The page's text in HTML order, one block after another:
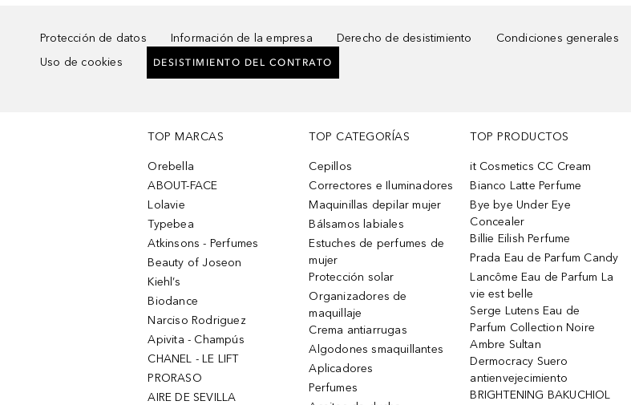
Protección de datos Información de la empresa Derecho de desistimiento
Condiciones generales
Uso de cookies
DESISTIMIENTO DEL CONTRATO
TOP MARCAS
Orebella
ABOUT-FACE
Lolavie
Typebea
Atkinsons - Perfumes
Beauty of Joseon
Kiehl’s
Biodance
Narciso Rodriguez
Apivita - Champús
CHANEL - LE LIFT
PRORASO
AIRE DE SEVILLA
TOP CATEGORÍAS
Cepillos
Correctores e Iluminadores
Maquinillas depilar mujer
Bálsamos labiales
Estuches de perfumes de
mujer
Protección solar
Organizadores de
maquillaje
Crema antiarrugas
Algodones smaquillantes
Aplicadores
Perfumes
TOP PRODUCTOS
it Cosmetics CC Cream
Bianco Latte Perfume
Bye bye Under Eye
Concealer
Billie Eilish Perfume
Prada Eau de Parfum Candy
Lancôme Eau de Parfum La
vie est belle
Serge Lutens Eau de
Parfum Collection Noire
Ambre Sultan
Dermocracy Suero
antienvejecimiento
BRIGHTENING BAKUCHIOL